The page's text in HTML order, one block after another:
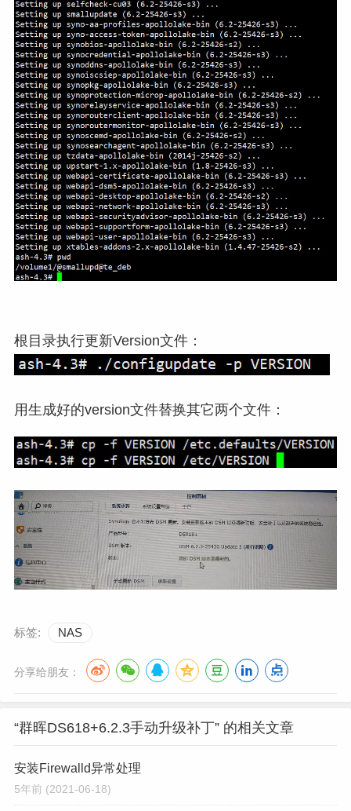
根目录执行更新Version文件：
用生成好的version文件替换其它两个文件：
标签: NAS
分享给朋友：
“群晖DS618+6.2.3手动升级补丁” 的相关文章
安装Firewalld异常处理
5年前 (2021-06-18)